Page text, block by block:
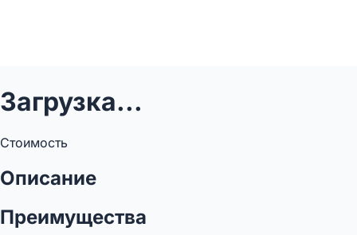
Загрузка...
Стоимость
Описание
Преимущества